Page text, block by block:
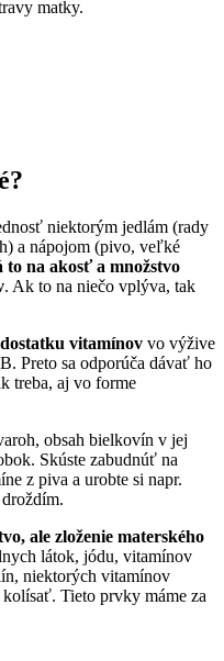
matky.
niektorým jedlám (rady
a nápojom (pivo, veľké
to na akosť a množstvo
. Ak to na niečo vplýva, tak
vitamínov vo výžive
Preto sa odporúča dávať ho
treba, aj vo forme
obsah bielkovín v jej
Skúste zabudnúť na
z piva a urobte si napr.
ale zloženie materského
látok, jódu, vitamínov
niektorých vitamínov
Tieto prvky máme za